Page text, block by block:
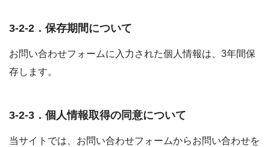
3-2-2．保存期間について
お問い合わせフォームに入力された個人情報は、3年間保
存します。
3-2-3．個人情報取得の同意について
当サイトでは、お問い合わせフォームからお問い合わせを